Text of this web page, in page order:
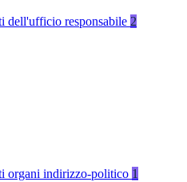
dell'ufficio responsabile 2
organi indirizzo-politico 1